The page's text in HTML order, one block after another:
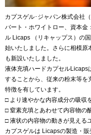
カプスゲル･ジャパン株式会社
バート・ホワイトロー、資本金
ル Licaps （リキャップス）の
始いたしました。さらに相模
も新設いたしました。
液体充填ハードカプセルLicaps
することから、従来の粉末等を
特徴を有しています。
□ より速やかな内容成分の吸収
□ 窒素充填とあわせて内容物の
□ 液状の内容物の動きが見える
カプスゲルは Licapsの製造・